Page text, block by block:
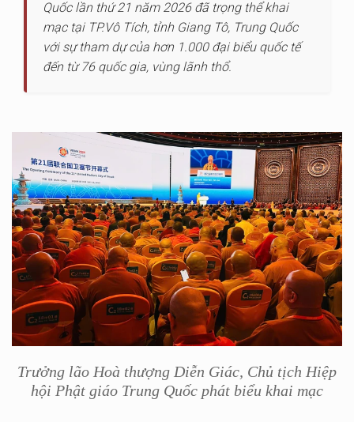
Quốc lần thứ 21 năm 2026 đã trọng thể khai
mạc tại TP.Vô Tích, tỉnh Giang Tô, Trung Quốc
với sự tham dự của hơn 1.000 đại biểu quốc tế
đến từ 76 quốc gia, vùng lãnh thổ.
Trưởng lão Hoà thượng Diễn Giác, Chủ tịch Hiệp
hội Phật giáo Trung Quốc phát biểu khai mạc